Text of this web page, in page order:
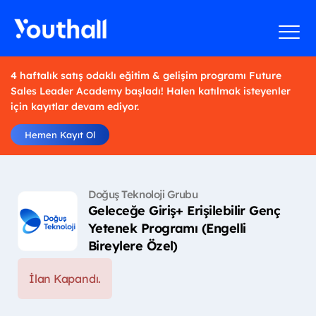
4 haftalık satış odaklı eğitim & gelişim programı Future
Sales Leader Academy başladı! Halen katılmak isteyenler
için kayıtlar devam ediyor.
Hemen Kayıt Ol
Doğuş Teknoloji Grubu
Geleceğe Giriş+ Erişilebilir Genç
Yetenek Programı (Engelli
Bireylere Özel)
İlan Kapandı.